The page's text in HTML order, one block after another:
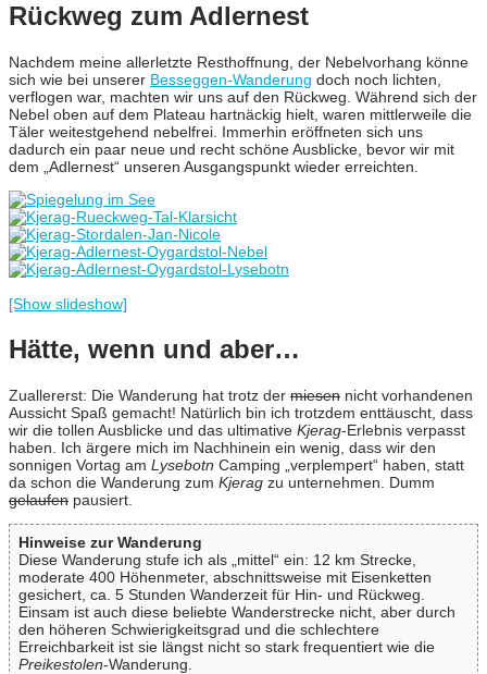
Rückweg zum Adlernest
Nachdem meine allerletzte Resthoffnung, der Nebelvorhang könne
sich wie bei unserer Besseggen-Wanderung doch noch lichten,
verflogen war, machten wir uns auf den Rückweg. Während sich der
Nebel oben auf dem Plateau hartnäckig hielt, waren mittlerweile die
Täler weitestgehend nebelfrei. Immerhin eröffneten sich uns
dadurch ein paar neue und recht schöne Ausblicke, bevor wir mit
dem „Adlernest“ unseren Ausgangspunkt wieder erreichten.
[Show slideshow]
Hätte, wenn und aber…
Zuallererst: Die Wanderung hat trotz der miesen nicht vorhandenen
Aussicht Spaß gemacht! Natürlich bin ich trotzdem enttäuscht, dass
wir die tollen Ausblicke und das ultimative Kjerag-Erlebnis verpasst
haben. Ich ärgere mich im Nachhinein ein wenig, dass wir den
sonnigen Vortag am Lysebotn Camping „verplempert“ haben, statt
da schon die Wanderung zum Kjerag zu unternehmen. Dumm
gelaufen pausiert.
Hinweise zur Wanderung
Diese Wanderung stufe ich als „mittel“ ein: 12 km Strecke,
moderate 400 Höhenmeter, abschnittsweise mit Eisenketten
gesichert, ca. 5 Stunden Wanderzeit für Hin- und Rückweg.
Einsam ist auch diese beliebte Wanderstrecke nicht, aber durch
den höheren Schwierigkeitsgrad und die schlechtere
Erreichbarkeit ist sie längst nicht so stark frequentiert wie die
Preikestolen-Wanderung.